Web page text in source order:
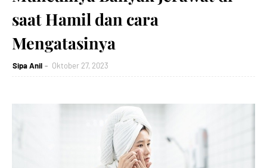
saat Hamil dan cara
Mengatasinya
Sipa Anil Oktober 27, 2023